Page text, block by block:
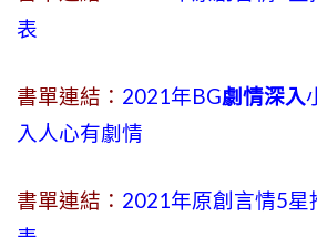
表
書單連結： 2021年BG劇情深入
入人心有劇情
書單連結： 2021年原創言情5星